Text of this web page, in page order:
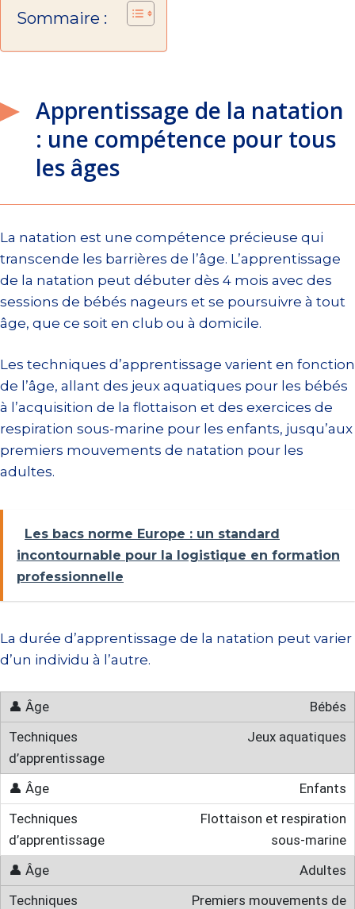
Sommaire :
Apprentissage de la natation
: une compétence pour tous
les âges
La natation est une compétence précieuse qui
transcende les barrières de l’âge. L’apprentissage
de la natation peut débuter dès 4 mois avec des
sessions de bébés nageurs et se poursuivre à tout
âge, que ce soit en club ou à domicile.
Les techniques d’apprentissage varient en fonction
de l’âge, allant des jeux aquatiques pour les bébés
à l’acquisition de la flottaison et des exercices de
respiration sous-marine pour les enfants, jusqu’aux
premiers mouvements de natation pour les
adultes.
Les bacs norme Europe : un standard
incontournable pour la logistique en formation
professionnelle
La durée d’apprentissage de la natation peut varier
d’un individu à l’autre.
Bébés
Jeux aquatiques
Enfants
Flottaison et respiration
sous-marine
Adultes
Premiers mouvements de